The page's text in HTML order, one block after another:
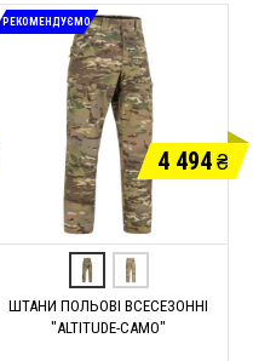
РЕКОМЕНДУЄМО
4 494₴
ШТАНИ ПОЛЬОВІ ВСЕСЕЗОННІ
"ALTITUDE-CAMO"